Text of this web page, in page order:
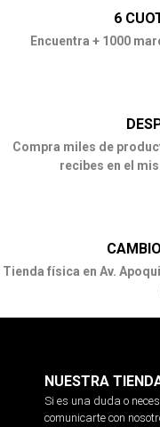
6
Encuentra + 1000
Compra miles de
recibes en el
Tienda física en Av.
NUESTRA
Si es una duda o
comunicarte con